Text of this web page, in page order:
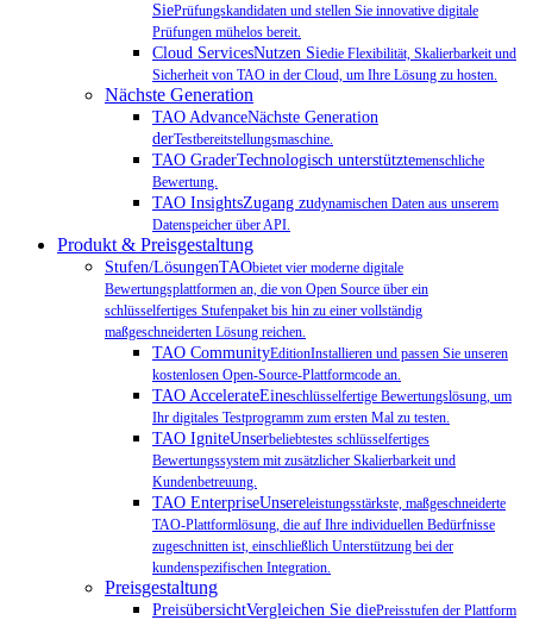
SiePrüfungskandidaten und stellen Sie innovative digitale
Prüfungen mühelos bereit.
Cloud ServicesNutzen Siedie Flexibilität, Skalierbarkeit und
Sicherheit von TAO in der Cloud, um Ihre Lösung zu hosten.
Nächste Generation
TAO AdvanceNächste Generation
derTestbereitstellungsmaschine.
TAO GraderTechnologisch unterstütztemenschliche
Bewertung.
TAO InsightsZugang zudynamischen Daten aus unserem
Datenspeicher über API.
Produkt & Preisgestaltung
Stufen/LösungenTAObietet vier moderne digitale
Bewertungsplattformen an, die von Open Source über ein
schlüsselfertiges Stufenpaket bis hin zu einer vollständig
maßgeschneiderten Lösung reichen.
TAO CommunityEditionInstallieren und passen Sie unseren
kostenlosen Open-Source-Plattformcode an.
TAO AccelerateEineschlüsselfertige Bewertungslösung, um
Ihr digitales Testprogramm zum ersten Mal zu testen.
TAO IgniteUnserbeliebtestes schlüsselfertiges
Bewertungssystem mit zusätzlicher Skalierbarkeit und
Kundenbetreuung.
TAO EnterpriseUnsereleistungsstärkste, maßgeschneiderte
TAO-Plattformlösung, die auf Ihre individuellen Bedürfnisse
zugeschnitten ist, einschließlich Unterstützung bei der
kundenspezifischen Integration.
Preisgestaltung
PreisübersichtVergleichen Sie diePreisstufen der Plattform